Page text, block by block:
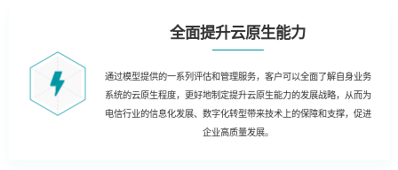
全面提升云原生能力
通过模型提供的一系列评估和管理服务，客户可以全面了解自身业务
系统的云原生程度，更好地制定提升云原生能力的发展战略，从而为
电信行业的信息化发展、数字化转型带来技术上的保障和支撑，促进
企业高质量发展。